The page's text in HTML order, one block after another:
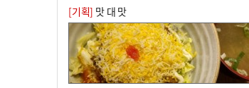
[기획] 맛 대 맛